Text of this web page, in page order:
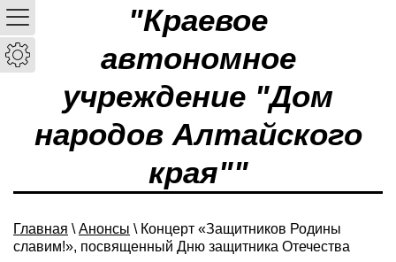
"Краевое
автономное
учреждение "Дом
народов Алтайского
края""
Главная \ Анонсы \ Концерт «Защитников Родины
славим!», посвященный Дню защитника Отечества